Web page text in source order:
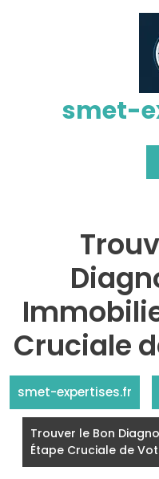
smet-
Cruciale
smet-expertises.fr
Trouver le Bon
Étape Cruciale de